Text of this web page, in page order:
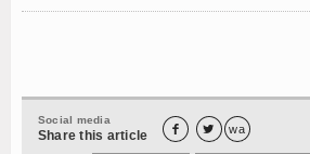
Social media
Share this article   wa